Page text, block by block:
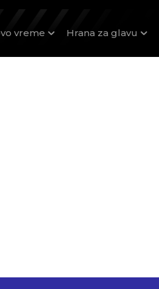
vreme Hrana za glavu